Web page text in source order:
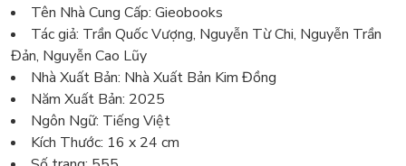
Tên Nhà Cung Cấp: Gieobooks
Tác giả: Trần Quốc Vượng, Nguyễn Từ Chi, Nguyễn Trần
Đản, Nguyễn Cao Lũy
Nhà Xuất Bản: Nhà Xuất Bản Kim Đồng
Năm Xuất Bản: 2025
Ngôn Ngữ: Tiếng Việt
Kích Thước: 16 x 24 cm